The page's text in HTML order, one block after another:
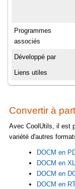
Programmes
associés
Développé par
Liens utiles
Convertir à
Avec CoolUtils, il est
variété d'autres
DOCM en
DOCM en
DOCM en
DOCM en